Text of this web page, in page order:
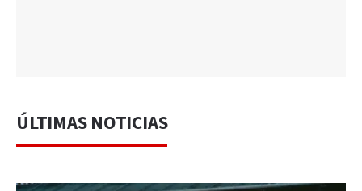
ÚLTIMAS NOTICIAS